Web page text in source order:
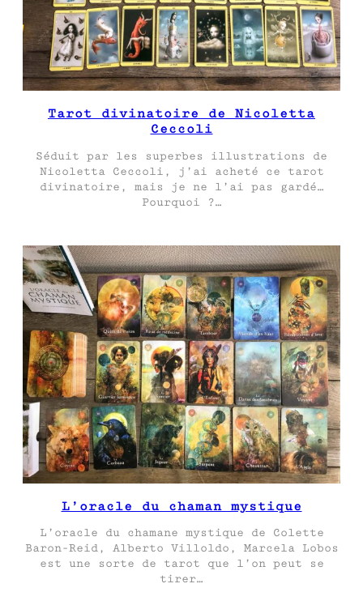
Tarot divinatoire de Nicoletta
Ceccoli
Séduit par les superbes illustrations de
Nicoletta Ceccoli, j’ai acheté ce tarot
divinatoire, mais je ne l’ai pas gardé…
Pourquoi ?…
L’oracle du chaman mystique
L’oracle du chamane mystique de Colette
Baron-Reid, Alberto Villoldo, Marcela Lobos
est une sorte de tarot que l’on peut se
tirer…